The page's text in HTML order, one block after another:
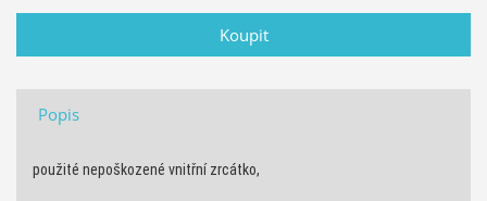
Popis
použité nepoškozené vnitřní zrcátko,